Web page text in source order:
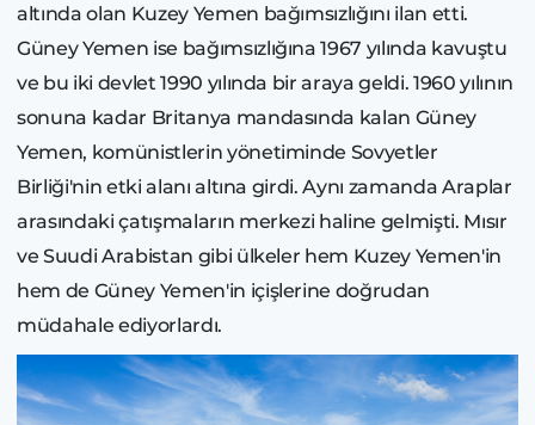
altında olan Kuzey Yemen bağımsızlığını ilan etti.
Güney Yemen ise bağımsızlığına 1967 yılında kavuştu
ve bu iki devlet 1990 yılında bir araya geldi. 1960 yılının
sonuna kadar Britanya mandasında kalan Güney
Yemen, komünistlerin yönetiminde Sovyetler
Birliği'nin etki alanı altına girdi. Aynı zamanda Araplar
arasındaki çatışmaların merkezi haline gelmişti. Mısır
ve Suudi Arabistan gibi ülkeler hem Kuzey Yemen'in
hem de Güney Yemen'in içişlerine doğrudan
müdahale ediyorlardı.